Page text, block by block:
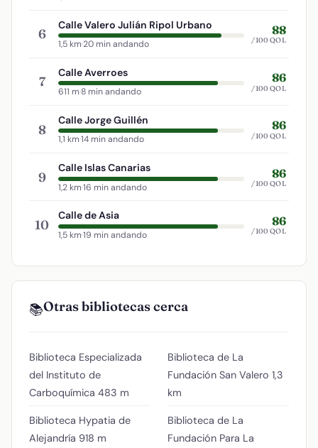
6
Calle Valero Julián Ripol Urbano
1,5 km·20 min andando
88
/100 QOL
7
Calle Averroes
611 m·8 min andando
86
/100 QOL
8
Calle Jorge Guillén
1,1 km·14 min andando
86
/100 QOL
9
Calle Islas Canarias
1,2 km·16 min andando
86
/100 QOL
10
Calle de Asia
1,5 km·19 min andando
86
/100 QOL
📚Otras bibliotecas cerca
Biblioteca Especializada
del Instituto de
Carboquímica 483 m
Biblioteca Hypatia de
Alejandría 918 m
Biblioteca de La
Fundación San Valero 1,3
km
Biblioteca de La
Fundación Para La